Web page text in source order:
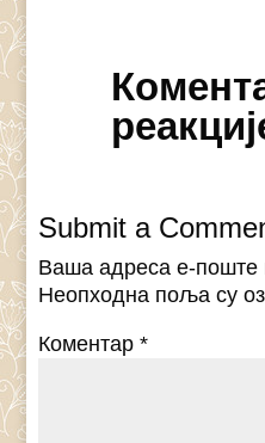
Submit a
Ваша адреса е-поште
Неопходна поља су
Коментар*